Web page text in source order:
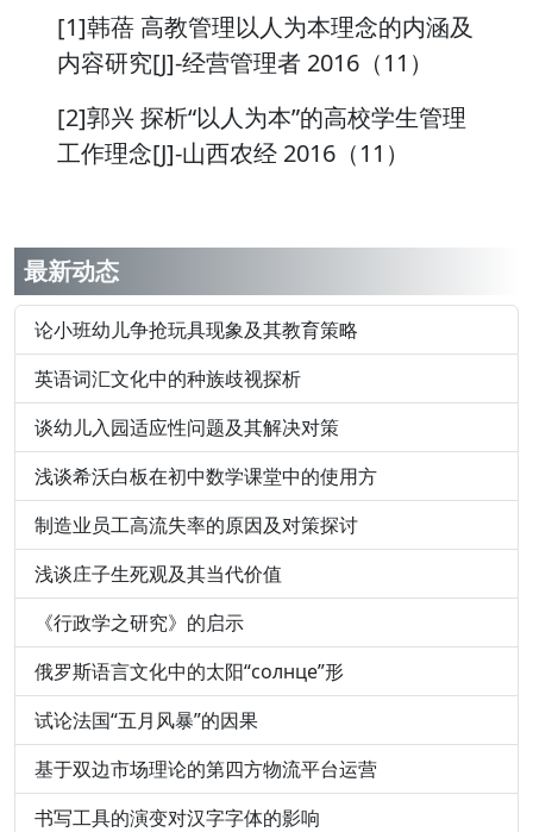
[1]韩蓓 高教管理以人为本理念的内涵及
内容研究[J]-经营管理者 2016（11）
[2]郭兴 探析“以人为本”的高校学生管理
工作理念[J]-山西农经 2016（11）
最新动态
论小班幼儿争抢玩具现象及其教育策略
英语词汇文化中的种族歧视探析
谈幼儿入园适应性问题及其解决对策
浅谈希沃白板在初中数学课堂中的使用方
制造业员工高流失率的原因及对策探讨
浅谈庄子生死观及其当代价值
《行政学之研究》的启示
俄罗斯语言文化中的太阳“солнце”形
试论法国“五月风暴”的因果
基于双边市场理论的第四方物流平台运营
书写工具的演变对汉字字体的影响